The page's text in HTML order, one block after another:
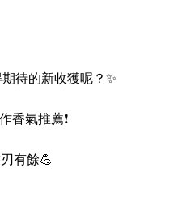
待的新收獲呢？✨
香氣推薦❗
有餘💪